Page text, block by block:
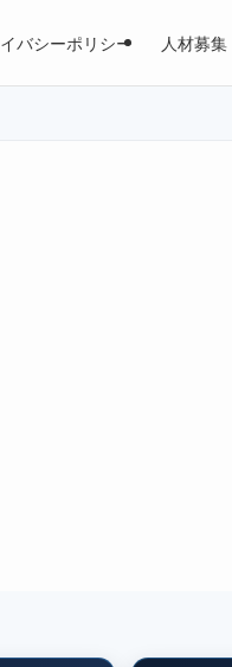
バシーポリシー 人材募集